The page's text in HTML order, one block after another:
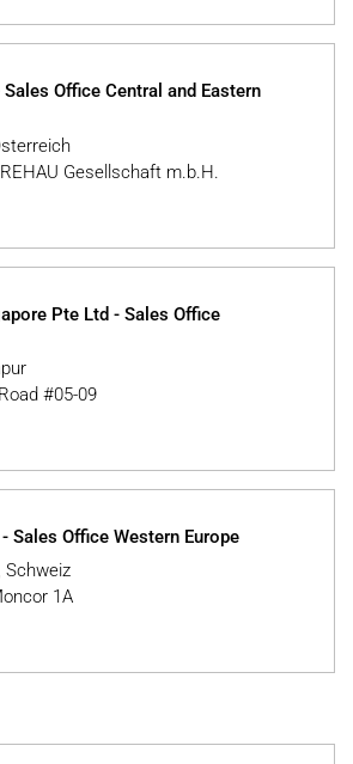
Sales Office Central and Eastern
Gesellschaft m.b.H.
Pte Ltd - Sales Office
#05-09
- Sales Office Western Europe
Schweiz
1A